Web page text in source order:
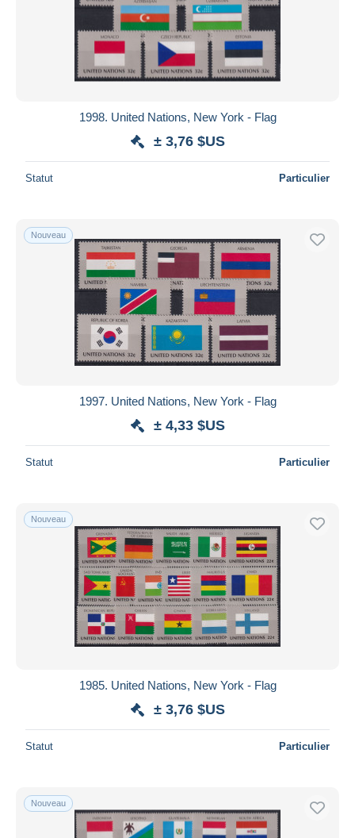
1998. United Nations, New York - Flag
± 3,76 $US
Statut Particulier
Nouveau
1997. United Nations, New York - Flag
± 4,33 $US
Statut Particulier
Nouveau
1985. United Nations, New York - Flag
± 3,76 $US
Statut Particulier
Nouveau